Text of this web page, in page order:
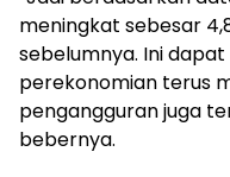
meningkat sebesar
sebelumnya. Ini
perekonomian terus
pengangguran juga
bebernya.